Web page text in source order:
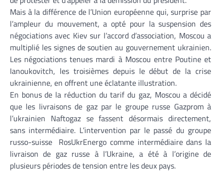
Mais à la différence de l’Union européenne qui, surprise par
l’ampleur du mouvement, a opté pour la suspension des
négociations avec Kiev sur l’accord d’association, Moscou a
multiplié les signes de soutien au gouvernement ukrainien.
Les négociations tenues mardi à Moscou entre Poutine et
Ianoukovitch, les troisièmes depuis le début de la crise
ukrainienne, en offrent une éclatante illustration.
En bonus de la réduction du tarif du gaz, Moscou a décidé
que les livraisons de gaz par le groupe russe Gazprom à
l’ukrainien Naftogaz se fassent désormais directement,
sans intermédiaire. L’intervention par le passé du groupe
russo-suisse RosUkrEnergo comme intermédiaire dans la
livraison de gaz russe à l’Ukraine, a été à l’origine de
plusieurs périodes de tension entre les deux pays.